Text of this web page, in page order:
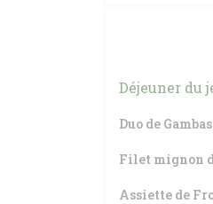
Déjeuner du
Duo de
Filet mignon
Assiette de